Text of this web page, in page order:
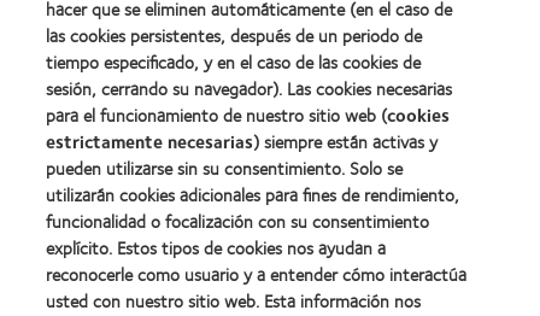
100)
(2012)
de
la
Industria
de
la
BCLA
Nuestros productos
Encuentre su lente
hacer que se eliminen automáticamente (en el caso de
las cookies persistentes, después de un periodo de
tiempo especificado, y en el caso de las cookies de
sesión, cerrando su navegador). Las cookies necesarias
para el funcionamiento de nuestro sitio web (cookies
estrictamente necesarias) siempre están activas y
pueden utilizarse sin su consentimiento. Solo se
utilizarán cookies adicionales para fines de rendimiento,
funcionalidad o focalización con su consentimiento
explícito. Estos tipos de cookies nos ayudan a
reconocerle como usuario y a entender cómo interactúa
usted con nuestro sitio web. Esta información nos